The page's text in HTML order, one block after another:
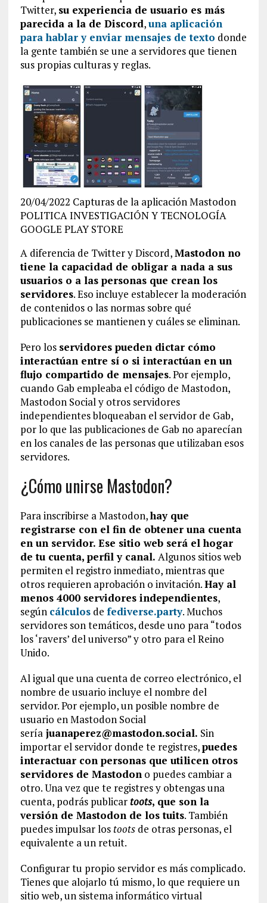
Twitter, su experiencia de usuario es más
parecida a la de Discord,una aplicación
para hablar y enviar mensajes de texto donde
la gente también se une a servidores que tienen
sus propias culturas y reglas.
20/04/2022 Capturas de la aplicación Mastodon
POLITICA INVESTIGACIÓN Y TECNOLOGÍA
GOOGLE PLAY STORE
A diferencia de Twitter y Discord,Mastodon no
tiene la capacidad de obligar a nada a sus
usuarios o a las personas que crean los
servidores. Eso incluye establecer la moderación
de contenidos o las normas sobre qué
publicaciones se mantienen y cuáles se eliminan.
Pero los servidores pueden dictar cómo
interactúan entre sí o si interactúan en un
flujo compartido de mensajes. Por ejemplo,
cuando Gab empleaba el código de Mastodon,
Mastodon Social y otros servidores
independientes bloqueaban el servidor de Gab,
por lo que las publicaciones de Gab no aparecían
en los canales de las personas que utilizaban esos
servidores.
¿Cómo unirse Mastodon?
Para inscribirse a Mastodon,hay que
registrarse con el fin de obtener una cuenta
en un servidor. Ese sitio web será el hogar
de tu cuenta, perfil y canal. Algunos sitios web
permiten el registro inmediato, mientras que
otros requieren aprobación o invitación.Hay al
menos 4000 servidores independientes,
según cálculosde fediverse.party. Muchos
servidores son temáticos, desde uno para “todos
los ‘ravers’ del universo” y otro para el Reino
Unido.
Al igual que una cuenta de correo electrónico, el
nombre de usuario incluye el nombre del
servidor. Por ejemplo, un posible nombre de
usuario en Mastodon Social
sería juanaperez@mastodon.social. Sin
importar el servidor donde te registres,puedes
interactuar con personas que utilicen otros
servidores de Mastodon o puedes cambiar a
otro. Una vez que te registres y obtengas una
cuenta, podrás publicar toots, que son la
versión de Mastodon de los tuits. También
puedes impulsar los tootsde otras personas, el
equivalente a un retuit.
Configurar tu propio servidor es más complicado.
Tienes que alojarlo tú mismo, lo que requiere un
sitio web, un sistema informático virtual